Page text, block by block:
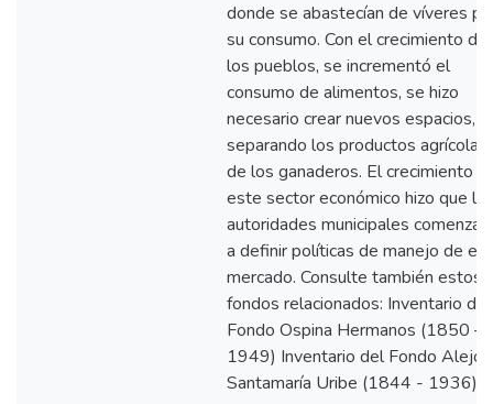
donde se abastecían de víveres
su consumo. Con el crecimiento de
los pueblos, se incrementó el
consumo de alimentos, se hizo
necesario crear nuevos espacios,
separando los productos agrícolas
de los ganaderos. El crecimiento
este sector económico hizo que las
autoridades municipales
a definir políticas de manejo de
mercado. Consulte también estos
fondos relacionados: Inventario del
Fondo Ospina Hermanos (1850 –
1949) Inventario del Fondo Alejo
Santamaría Uribe (1844 - 1936)